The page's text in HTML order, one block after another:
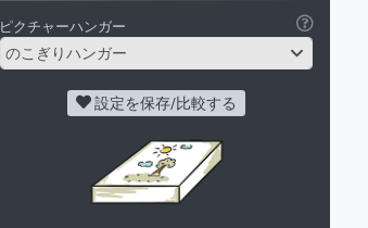
ピクチャーハンガー
のこぎりハンガー
設定を保存/比較する